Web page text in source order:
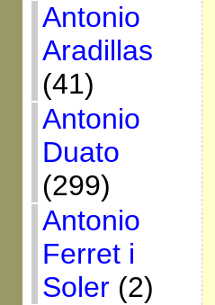
Antonio
Aradillas
(41)
Antonio
Duato
(299)
Antonio
Ferret i
Soler(2)